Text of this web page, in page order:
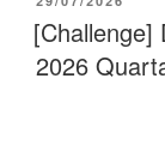
AM
[Challenge]
2026